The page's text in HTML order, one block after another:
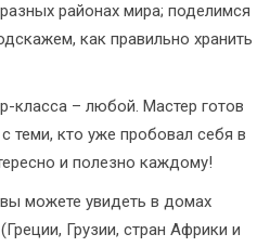
районах мира; поделимся
как правильно хранить
класса – любой. Мастер готов
теми, кто уже пробовал себя в
и полезно каждому!
можете увидеть в домах
Грузии, стран Африки и